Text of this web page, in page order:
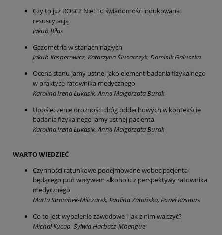
Czy to już ROSC? Nie! To świadomość indukowana
resuscytacją
Jakub Biłas
Gazometria w stanach nagłych
Jakub Kasperowicz, Katarzyna Ślusarczyk, Dominik Gałuszka
Ocena stanu jamy ustnej jako element badania fizykalnego
w praktyce ratownika medycznego
Karolina Irena Łukasik, Anna Małgorzata Burak
Upośledzenie drożności dróg oddechowych w kontekście
badania fizykalnego jamy ustnej pacjenta
Karolina Irena Łukasik, Anna Małgorzata Burak
WARTO WIEDZIEĆ
Czynności ratunkowe podejmowane wobec pacjenta
będącego pod wpływem alkoholu z perspektywy ratownika
medycznego
Marta Strombek-Milczarek, Paulina Zatońska, Paweł Rasmus
Co to jest wypalenie zawodowe i jak z nim walczyć?
Michał Kucap, Sylwia Harbacz-Mbengue